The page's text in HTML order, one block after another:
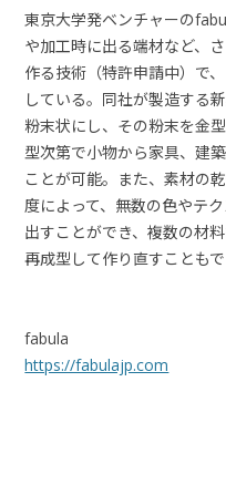
東京大学発ベンチャーの
や加工時に出る端材など、
作る技術（特許申請中）で
している。同社が製造する
粉末状にし、その粉末を⾦
型次第で⼩物から家具、建
ことが可能。また、素材の
度によって、無数の⾊やテ
出すことができ、複数の材
再成型して作り直すこともで
fabula
https://fabulajp.com